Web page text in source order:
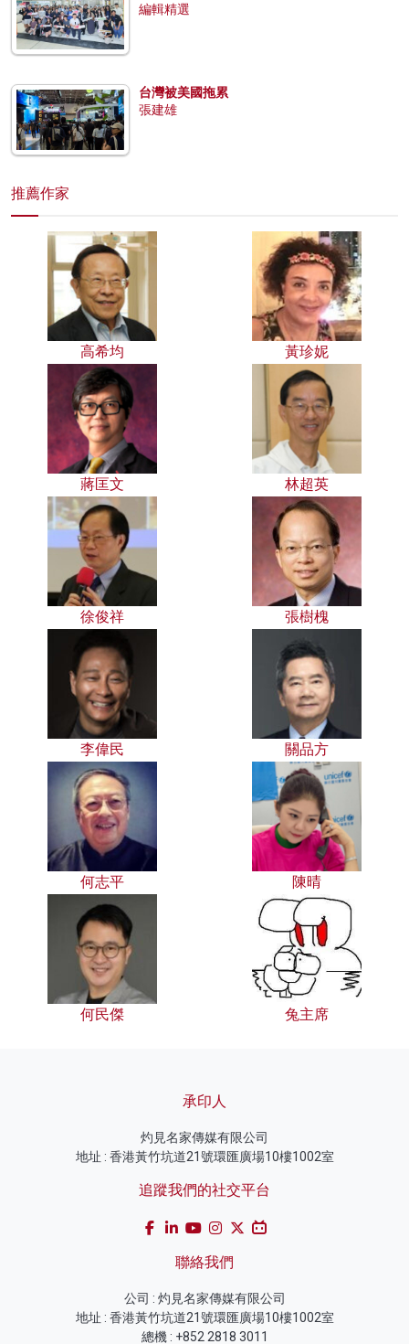
編輯精選
台灣被美國拖累
張建雄
推薦作家
高希均 黃珍妮
蔣匡文 林超英
徐俊祥 張樹槐
李偉民 關品方
何志平 陳晴
何民傑 兔主席
承印人
灼見名家傳媒有限公司
地址 : 香港黃竹坑道21號環匯廣場10樓1002室
追蹤我們的社交平台
聯絡我們
公司 : 灼見名家傳媒有限公司
地址 : 香港黃竹坑道21號環匯廣場10樓1002室
總機 : +852 2818 3011